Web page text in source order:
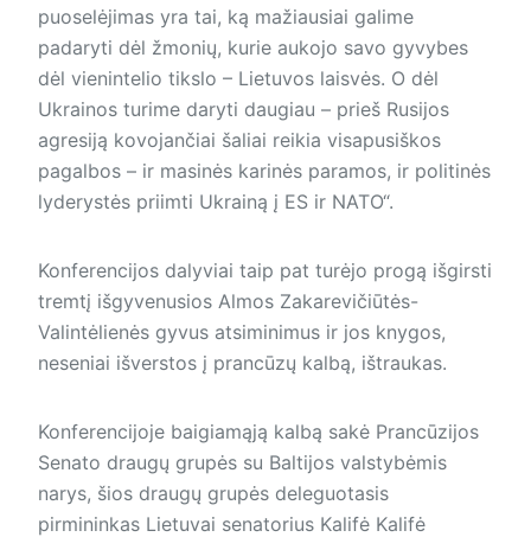
puoselėjimas yra tai, ką mažiausiai galime
padaryti dėl žmonių, kurie aukojo savo gyvybes
dėl vienintelio tikslo – Lietuvos laisvės. O dėl
Ukrainos turime daryti daugiau – prieš Rusijos
agresiją kovojančiai šaliai reikia visapusiškos
pagalbos – ir masinės karinės paramos, ir politinės
lyderystės priimti Ukrainą į ES ir NATO“.
Konferencijos dalyviai taip pat turėjo progą išgirsti
tremtį išgyvenusios Almos Zakarevičiūtės-
Valintėlienės gyvus atsiminimus ir jos knygos,
neseniai išverstos į prancūzų kalbą, ištraukas.
Konferencijoje baigiamąją kalbą sakė Prancūzijos
Senato draugų grupės su Baltijos valstybėmis
narys, šios draugų grupės deleguotasis
pirmininkas Lietuvai senatorius Kalifė Kalifė